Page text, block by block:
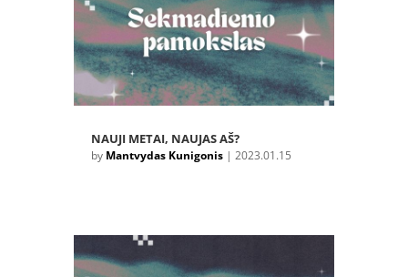
NAUJI METAI, NAUJAS AŠ?
by Mantvydas Kunigonis| 2023.01.15